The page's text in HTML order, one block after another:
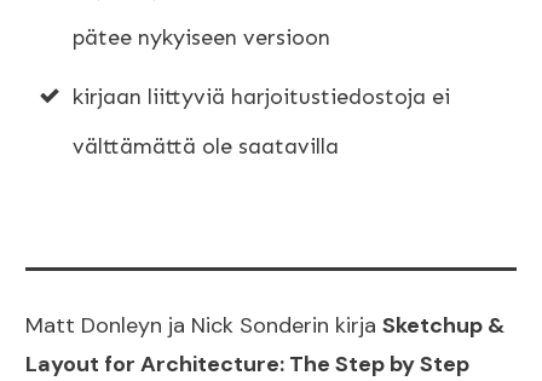
pätee nykyiseen versioon
kirjaan liittyviä harjoitustiedostoja ei
välttämättä ole saatavilla
Matt Donleyn ja Nick Sonderin kirja Sketchup &
Layout for Architecture: The Step by Step